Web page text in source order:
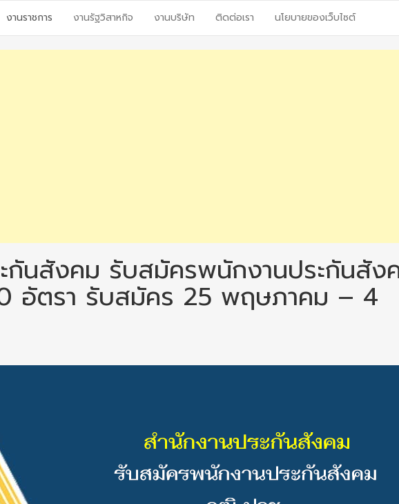
งานราชการ งานรัฐวิสาหกิจ งานบริษัท ติดต่อเรา นโยบายของเว็บไซต์
กันสังคม รับสมัครพนักงานประกันสัง
อัตรา รับสมัคร 25 พฤษภาคม – 4